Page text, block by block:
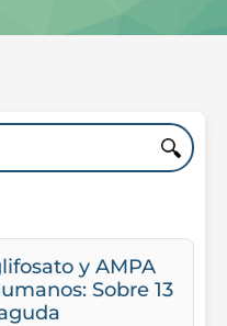
y AMPA
Sobre 13